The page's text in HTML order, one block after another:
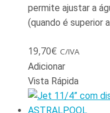
permite ajustar a
(quando é superior
19,70€ C/IVA
Adicionar
Vista Rápida